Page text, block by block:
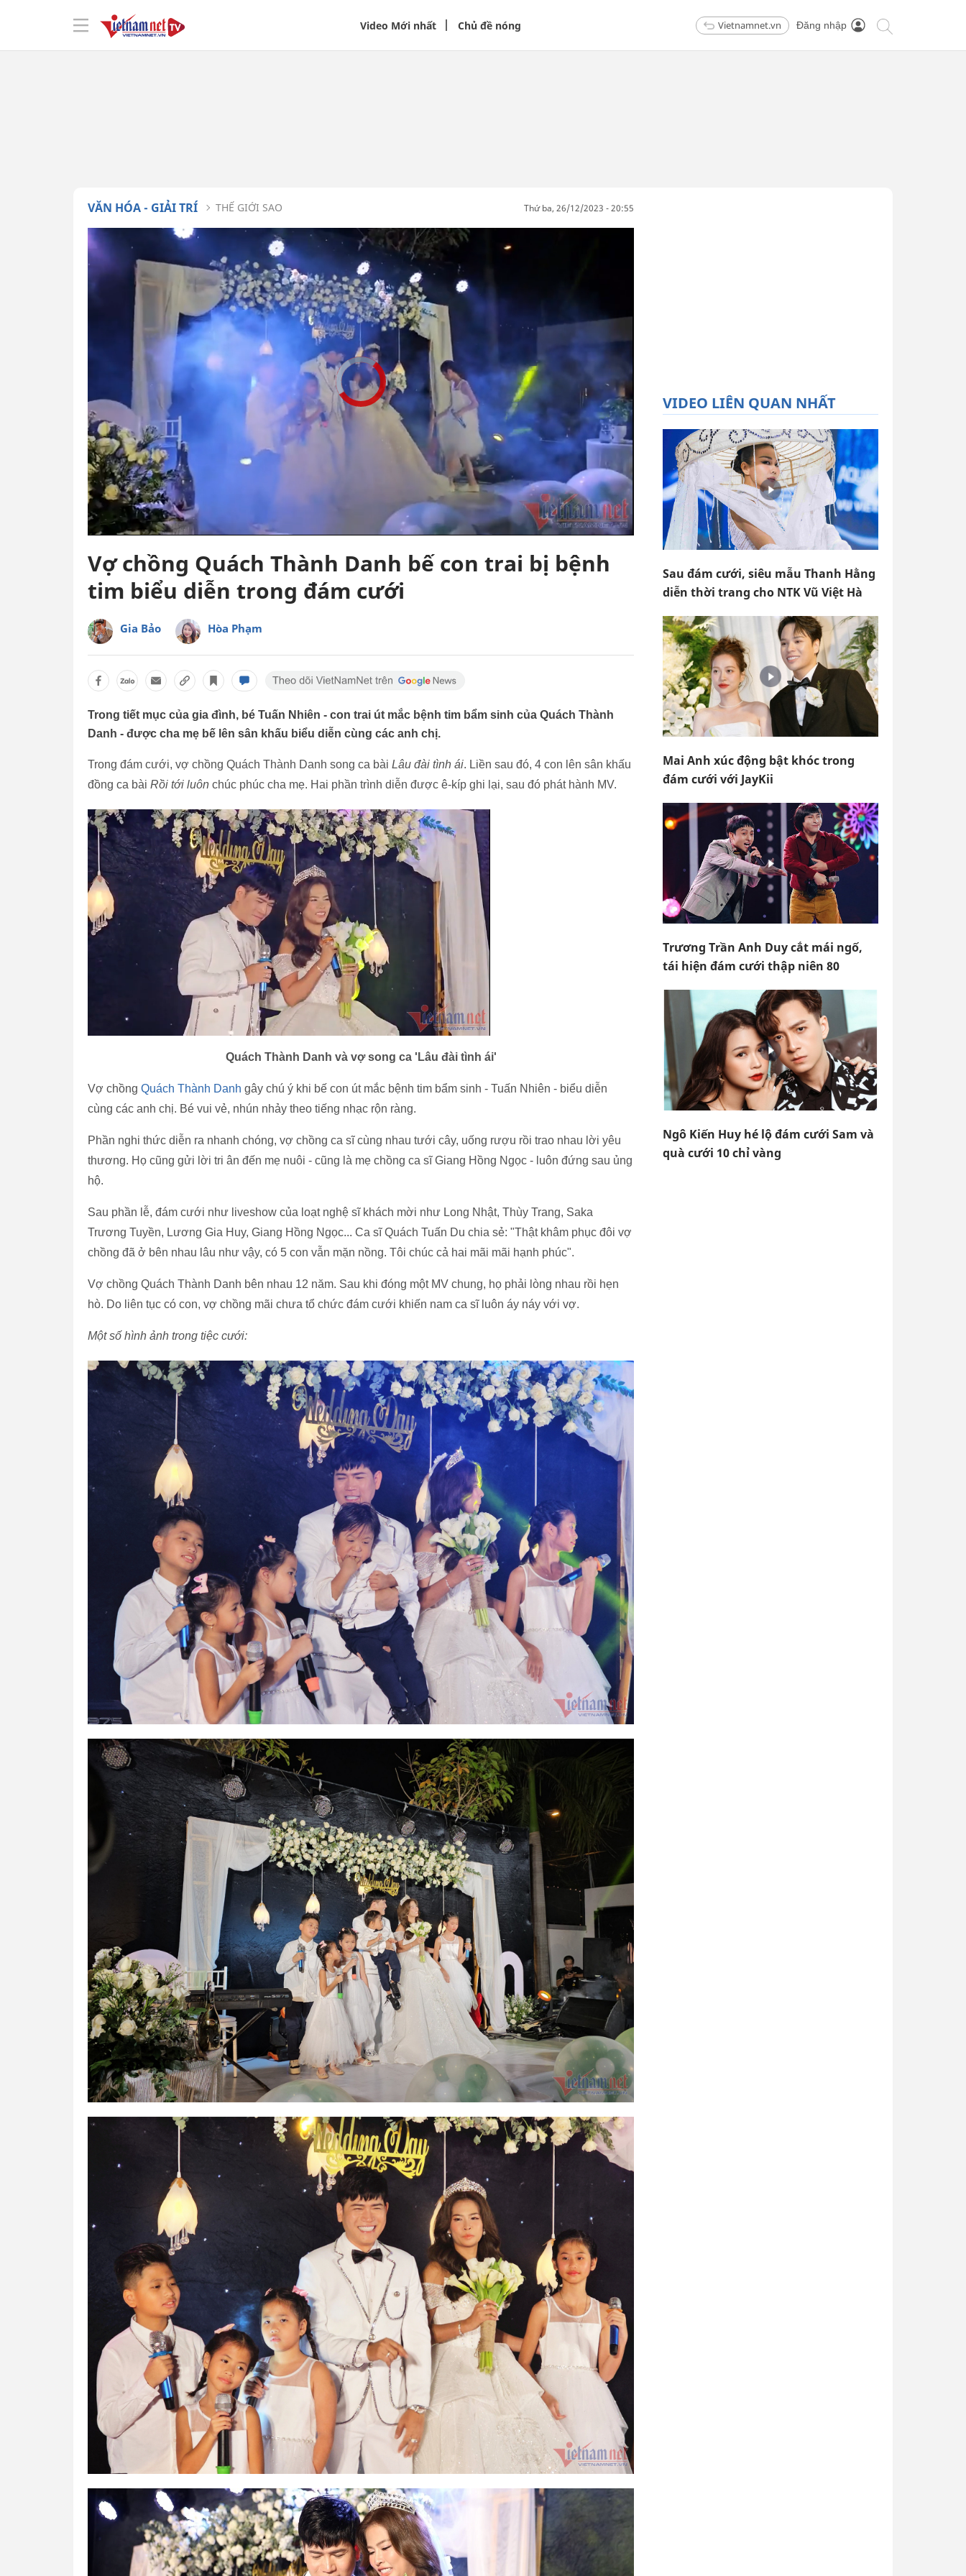
Video Mới nhất Chủ đề nóng Vietnamnet.vn Đăng nhập
VĂN HÓA - GIẢI TRÍ THẾ GIỚI SAO thứ ba, 26/12/2023 - 20:55
Vợ chồng Quách Thành Danh bế con trai bị bệnh
tim biểu diễn trong đám cưới
Gia Bảo Hòa Phạm
Trong tiết mục của gia đình, bé Tuấn Nhiên - con trai út mắc bệnh tim bẩm sinh của Quách Thành
Danh - được cha mẹ bế lên sân khấu biểu diễn cùng các anh chị.
Trong đám cưới, vợ chồng Quách Thành Danh song ca bài Lâu đài tình ái. Liền sau đó, 4 con lên sân khấu
đồng ca bài Rồi tới luôn chúc phúc cha mẹ. Hai phần trình diễn được ê-kíp ghi lại, sau đó phát hành MV.
Quách Thành Danh và vợ song ca 'Lâu đài tình ái'
Vợ chồng Quách Thành Danh gây chú ý khi bế con út mắc bệnh tim bẩm sinh - Tuấn Nhiên - biểu diễn
cùng các anh chị. Bé vui vẻ, nhún nhảy theo tiếng nhạc rộn ràng.
Phần nghi thức diễn ra nhanh chóng, vợ chồng ca sĩ cùng nhau tưới cây, uống rượu rồi trao nhau lời yêu
thương. Họ cũng gửi lời tri ân đến mẹ nuôi - cũng là mẹ chồng ca sĩ Giang Hồng Ngọc - luôn đứng sau ủng
hộ.
Sau phần lễ, đám cưới như liveshow của loạt nghệ sĩ khách mời như Long Nhật, Thùy Trang, Saka
Trương Tuyền, Lương Gia Huy, Giang Hồng Ngọc... Ca sĩ Quách Tuấn Du chia sẻ: "Thật khâm phục đôi vợ
chồng đã ở bên nhau lâu như vậy, có 5 con vẫn mặn nồng. Tôi chúc cả hai mãi mãi hạnh phúc".
Vợ chồng Quách Thành Danh bên nhau 12 năm. Sau khi đóng một MV chung, họ phải lòng nhau rồi hẹn
hò. Do liên tục có con, vợ chồng mãi chưa tổ chức đám cưới khiến nam ca sĩ luôn áy náy với vợ.
Một số hình ảnh trong tiệc cưới:
VIDEO LIÊN QUAN NHẤT
Sau đám cưới, siêu mẫu Thanh Hằng
diễn thời trang cho NTK Vũ Việt Hà
Mai Anh xúc động bật khóc trong
đám cưới với JayKii
Trương Trần Anh Duy cắt mái ngố,
tái hiện đám cưới thập niên 80
Ngô Kiến Huy hé lộ đám cưới Sam và
quà cưới 10 chỉ vàng